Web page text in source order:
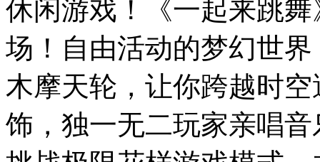
休闲游戏！《一起来跳
场！自由活动的梦幻世
木摩天轮，让你跨越时
饰，独一无二玩家亲唱